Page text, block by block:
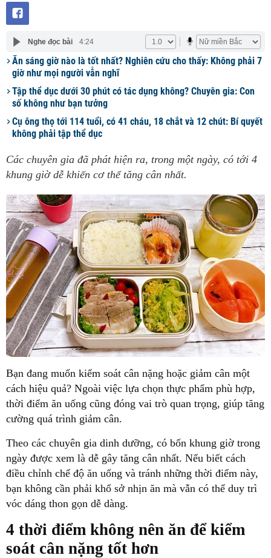
Nghe đọc bài 4:24
Ăn sáng giờ nào là tốt nhất? Nghiên cứu cho thấy: Không phải 7
giờ như mọi người vẫn nghĩ
Tập thể dục dưới 30 phút có tác dụng không? Chuyên gia: Con
số không như bạn tưởng
Cụ ông thọ tới 114 tuổi, có 41 cháu, 18 chắt và 12 chút: Bí quyết
không phải tập thể dục
Các chuyên gia đã phát hiện ra, trong một ngày, có tới 4
khung giờ dễ khiến cơ thể tăng cân nhất.
Bạn đang muốn kiểm soát cân nặng hoặc giảm cân một
cách hiệu quả? Ngoài việc lựa chọn thực phẩm phù hợp,
thời điểm ăn uống cũng đóng vai trò quan trọng, giúp tăng
cường quá trình giảm cân.
Theo các chuyên gia dinh dưỡng, có bốn khung giờ trong
ngày được xem là dễ gây tăng cân nhất. Nếu biết cách
điều chỉnh chế độ ăn uống và tránh những thời điểm này,
bạn không cần phải khổ sở nhịn ăn mà vẫn có thể duy trì
vóc dáng thon gọn dễ dàng.
4 thời điểm không nên ăn để kiểm
soát cân nặng tốt hơn